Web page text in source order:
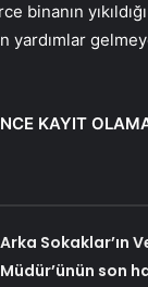
binanın
yardımlar
KAYIT
Arka Sokaklar’ın
Müdür’ünün son